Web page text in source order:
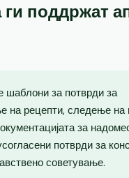
поддржат
шаблони за потврди за
на рецепти, следење
за
потврди за
советување.